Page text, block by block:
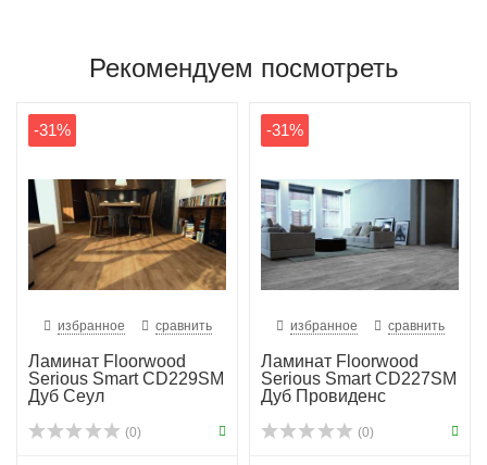
Рекомендуем посмотреть
-31%
избранное сравнить
Ламинат Floorwood
Serious Smart CD229SM
Дуб Сеул
(0)
-31%
избранное сравнить
Ламинат Floorwood
Serious Smart CD227SM
Дуб Провиденс
(0)